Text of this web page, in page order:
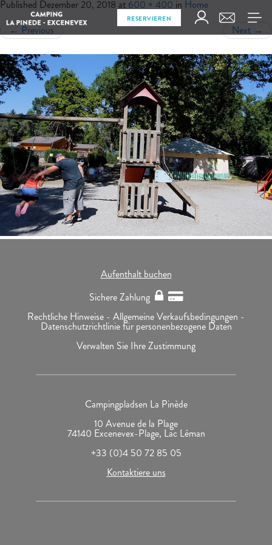
RESERVIEREN
Published Dezember 20, 2018 at 600 × 400 in Home
← Previous Next →
Aufenthalt buchen
Sichere Zahlung
Rechtliche Hinweise - Allgemeine Verkaufsbedingungen -
Datenschutzrichtlinie für personenbezogene Daten
Verwalten Sie Ihre Zustimmung
Campingpladsen La Pinède
10 Avenue de la Plage
74140 Excenevex-Plage, Lac Léman
+33 (0)4 50 72 85 05
Kontaktiere uns